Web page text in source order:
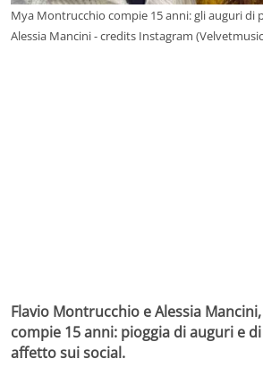
Mya Montrucchio compie 15 anni: gli auguri di
Alessia Mancini - credits Instagram
Flavio Montrucchio e Alessia
compie 15 anni: pioggia di auguri e
affetto sui social.